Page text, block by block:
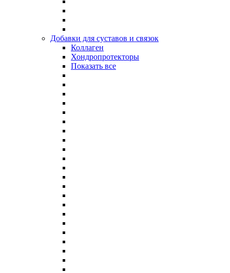
Добавки для суставов и связок
Коллаген
Хондропротекторы
Показать все